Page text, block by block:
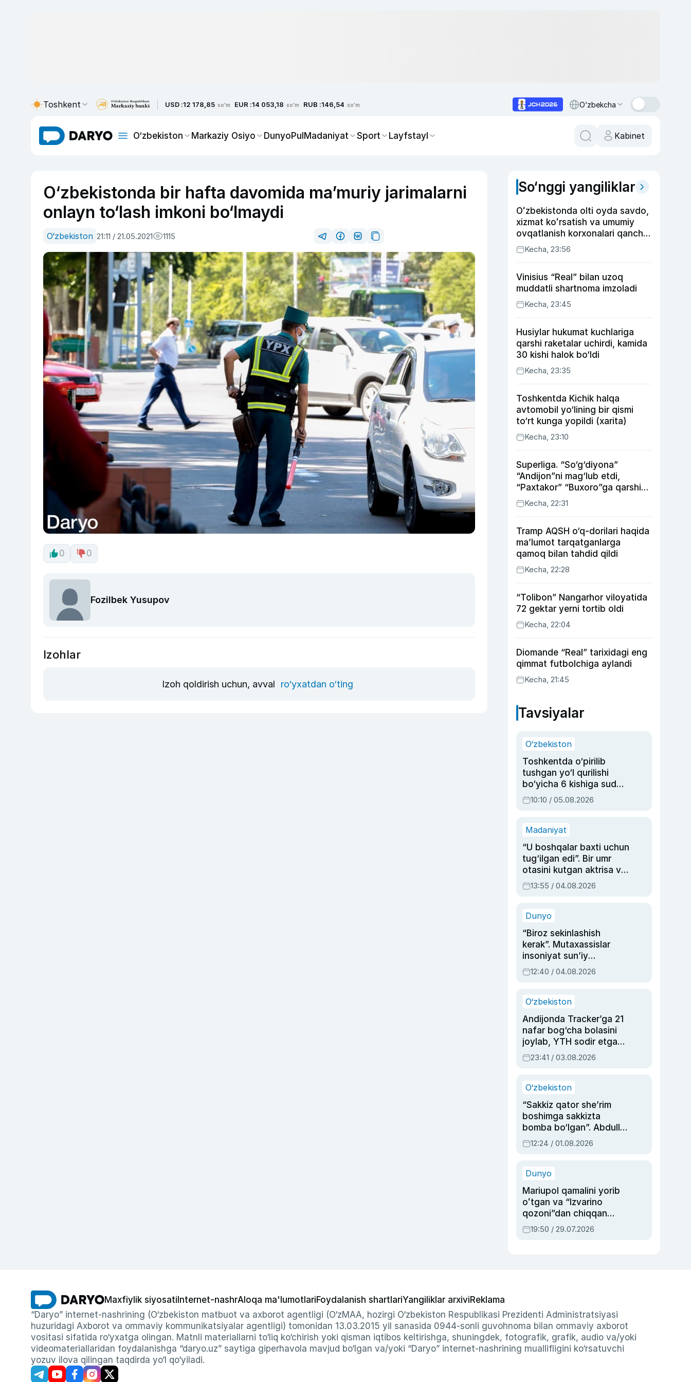
Toshkent USD :12 178,85 so'm EUR :14 053,18 so'm RUB :146,54 so'm O‘zbekcha
O‘zbekiston Markaziy Osiyo DunyoPulMadaniyat Sport Layfstayl Kabinet
O‘zbekistonda bir hafta davomida ma’muriy jarimalarni
onlayn to‘lash imkoni bo‘lmaydi
O‘zbekiston 21:11 / 21.05.2021 1115
0 0
Fozilbek Yusupov
Izohlar
Izoh qoldirish uchun, avval ro‘yxatdan o‘ting
So‘nggi yangiliklar
Oʻzbekistonda olti oyda savdo,
xizmat koʻrsatish va umumiy
ovqatlanish korxonalari qancha
soliq toʻlagani ochiqlandi
Kecha, 23:56
Vinisius “Real” bilan uzoq
muddatli shartnoma imzoladi
Kecha, 23:45
Husiylar hukumat kuchlariga
qarshi raketalar uchirdi, kamida
30 kishi halok bo‘ldi
Kecha, 23:35
Toshkentda Kichik halqa
avtomobil yo‘lining bir qismi
to‘rt kunga yopildi (xarita)
Kecha, 23:10
Superliga. “So‘g‘diyona”
“Andijon”ni mag‘lub etdi,
“Paxtakor” “Buxoro”ga qarshi
bahsda g‘alabani qo‘ldan
chiqardi
Kecha, 22:31
Tramp AQSH o‘q-dorilari haqida
ma’lumot tarqatganlarga
qamoq bilan tahdid qildi
Kecha, 22:28
“Tolibon” Nangarhor viloyatida
72 gektar yerni tortib oldi
Kecha, 22:04
Diomande “Real” tarixidagi eng
qimmat futbolchiga aylandi
Kecha, 21:45
Tavsiyalar
O‘zbekiston
Toshkentda o‘pirilib
tushgan yo‘l qurilishi
bo‘yicha 6 kishiga sud
hukmi o‘qildi
10:10 / 05.08.2026
Madaniyat
“U boshqalar baxti uchun
tug‘ilgan edi”. Bir umr
otasini kutgan aktrisa va
dublyaj ustasi Rimma
Ahmedovaning
13:55 / 04.08.2026
Dunyo
“Biroz sekinlashish
kerak”. Mutaxassislar
insoniyat sun’iy
intellektni boshqara
olmay qolishidan xavotir
12:40 / 04.08.2026
O‘zbekiston
Andijonda Tracker’ga 21
nafar bog‘cha bolasini
joylab, YTH sodir etgan
ayolga sud hukmi o‘qildi
23:41 / 03.08.2026
O‘zbekiston
“Sakkiz qator she’rim
boshimga sakkizta
bomba bo‘lgan”. Abdulla
Oripovni siyosiy
ayblovlardan asrab
12:24 / 01.08.2026
Dunyo
Mariupol qamalini yorib
oʻtgan va “Izvarino
qozoni”dan chiqqan
qahramon — Ukraina
armiyasi bosh
19:50 / 29.07.2026
Maxfiylik siyosati Internet-nashrAloqa ma'lumotlariFoydalanish shartlariYangiliklar arxiviReklama
“Daryo” internet-nashrining (O‘zbekiston matbuot va axborot agentligi (O‘zMAA, hozirgi O‘zbekiston Respublikasi Prezidenti Administratsiyasi
huzuridagi Axborot va ommaviy kommunikatsiyalar agentligi) tomonidan 13.03.2015 yil sanasida 0944-sonli guvohnoma bilan ommaviy axborot
vositasi sifatida ro‘yxatga olingan. Matnli materiallarni to‘liq ko‘chirish yoki qisman iqtibos keltirishga, shuningdek, fotografik, grafik, audio va/yoki
videomateriallaridan foydalanishga “daryo.uz” saytiga giperhavola mavjud bo‘lgan va/yoki “Daryo” internet-nashrining muallifligini ko‘rsatuvchi
yozuv ilova qilingan taqdirda yo‘l qo‘yiladi.